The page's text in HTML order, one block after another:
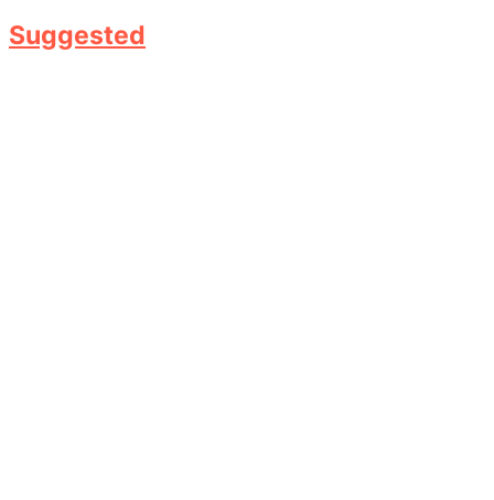
Suggested